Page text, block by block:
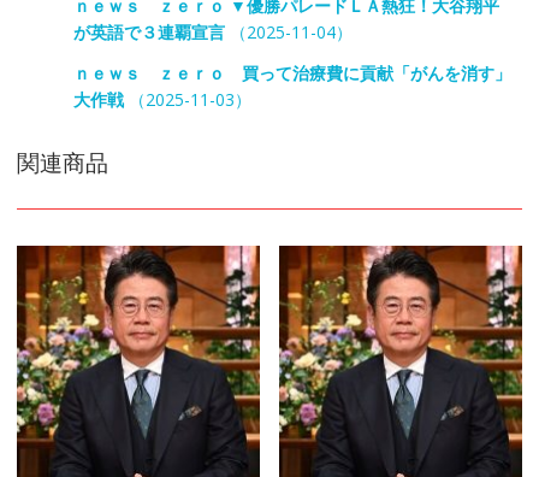
ｎｅｗｓ ｚｅｒｏ ▼優勝パレードＬＡ熱狂！大谷翔平
が英語で３連覇宣言（2025-11-04）
ｎｅｗｓ ｚｅｒｏ 買って治療費に貢献「がんを消す」
大作戦（2025-11-03）
関連商品